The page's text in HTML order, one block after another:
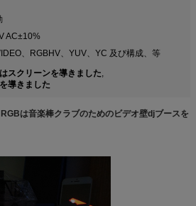
AC±10%
、RGBHV、YUV、YC 及び構成、等
スクリーンを導きました,
導きました
は音楽棒クラブのためのビデオ壁djブースを